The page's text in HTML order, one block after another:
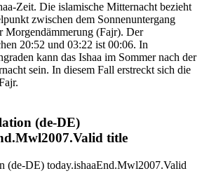
Zeit. Die islamische Mitternacht bezieht
zwischen dem Sonnenuntergang
Morgendämmerung (Fajr). Der
20:52 und 03:22 ist 00:06. In
kann das Ishaa im Sommer nach der
sein. In diesem Fall erstreckt sich die
(de-DE)
title
(de-DE) today.ishaaEnd.Mwl2007.Valid